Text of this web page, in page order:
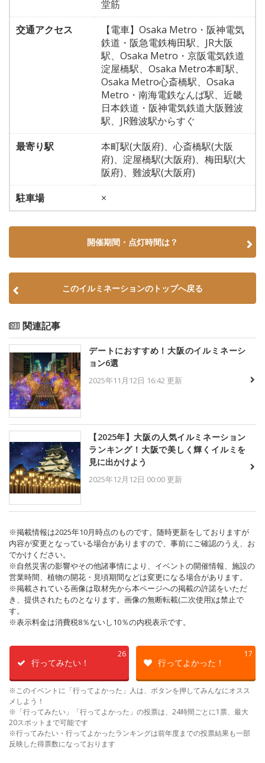
堂筋
交通アクセス
【電車】Osaka Metro・阪神電気
鉄道・阪急電鉄梅田駅、JR大阪
駅、Osaka Metro・京阪電気鉄道
淀屋橋駅、Osaka Metro本町駅、
Osaka Metro心斎橋駅、Osaka
Metro・南海電鉄なんば駅、近畿
日本鉄道・阪神電気鉄道大阪難波
駅、JR難波駅からすぐ
最寄り駅
本町駅(大阪府)、心斎橋駅(大阪
府)、淀屋橋駅(大阪府)、梅田駅(大
阪府)、難波駅(大阪府)
駐車場
×
開催期間・点灯時間は？
このイルミネーションのトップへ戻る
関連記事
デートにおすすめ！大阪のイルミネーシ
ョン6選
2025年11月12日 16:42 更新
【2025年】大阪の人気イルミネーション
ランキング！大阪で美しく輝くイルミを
見に出かけよう
2025年12月12日 00:00 更新
※掲載情報は2025年10月時点のものです。随時更新をしておりますが
内容が変更となっている場合がありますので、事前にご確認のうえ、お
でかけください。
※自然災害の影響やその他諸事情により、イベントの開催情報、施設の
営業時間、植物の開花・見頃期間などは変更になる場合があります。
※掲載されている画像は取材先から本ページへの掲載の許諾をいただ
き、提供されたものとなります。画像の無断転載(二次使用)は禁止で
す。
※表示料金は消費税8％ないし10％の内税表示です。
26
行ってみたい！
17
行ってよかった！
※このイベントに「行ってよかった」人は、ボタンを押してみんなにオスス
メしよう！
※「行ってみたい」「行ってよかった」の投票は、24時間ごとに1票、最大
20スポットまで可能です
※行ってみたい・行ってよかったランキングは前年度までの投票結果も一部
反映した得票数になっております